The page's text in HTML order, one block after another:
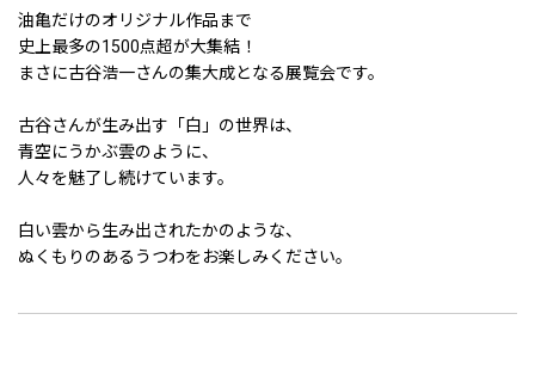
油亀だけのオリジナル作品まで
史上最多の1500点超が大集結！
まさに古谷浩一さんの集大成となる展覧会です。
古谷さんが生み出す「白」の世界は、
青空にうかぶ雲のように、
人々を魅了し続けています。
白い雲から生み出されたかのような、
ぬくもりのあるうつわをお楽しみください。